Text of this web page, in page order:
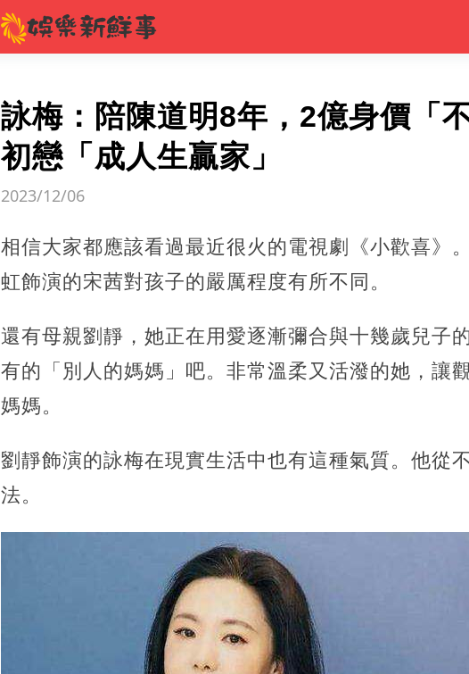
詠梅：陪陳道明8年，2億身價「
初戀「成人生贏家」
2023/12/06
相信大家都應該看過最近很火的電視劇《小歡喜》
虹飾演的宋茜對孩子的嚴厲程度有所不同。
還有母親劉靜，她正在用愛逐漸彌合與十幾歲兒子
有的「別人的媽媽」吧。非常溫柔又活潑的她，讓
媽媽。
劉靜飾演的詠梅在現實生活中也有這種氣質。他從
法。